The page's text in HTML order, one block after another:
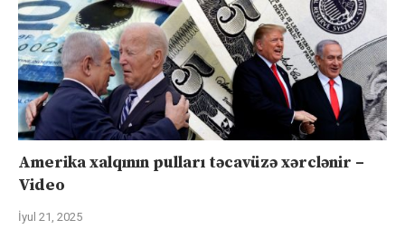
Amerika xalqının pulları təcavüzə xərclənir –
Video
İyul 21, 2025